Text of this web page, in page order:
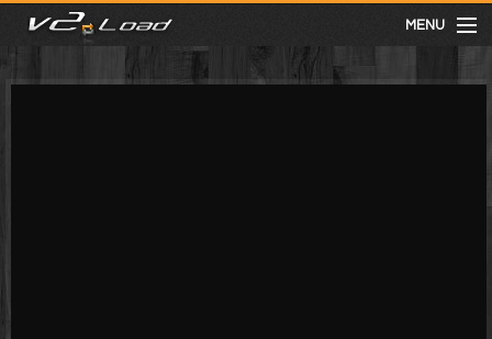
MENU
meist gesehen